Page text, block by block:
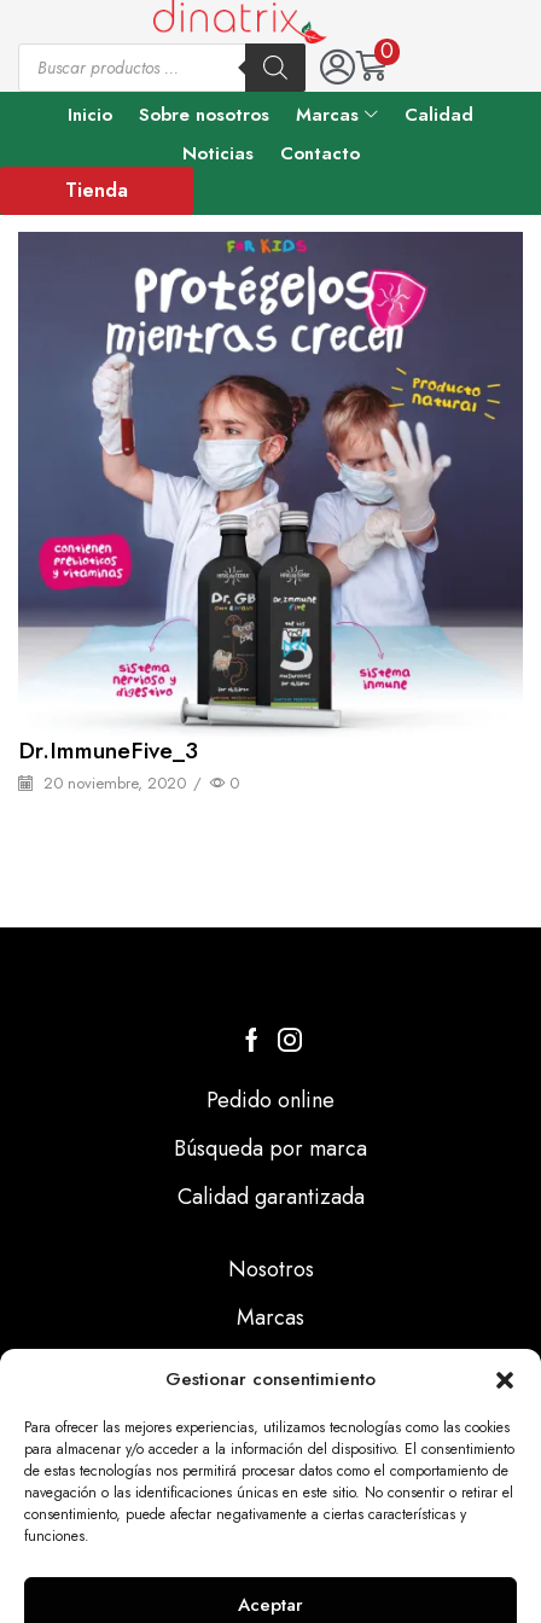
Gestionar consentimiento
Para ofrecer las mejores experiencias, utilizamos tecnologías como las cookies
para almacenar y/o acceder a la información del dispositivo. El consentimiento
de estas tecnologías nos permitirá procesar datos como el comportamiento de
navegación o las identificaciones únicas en este sitio. No consentir o retirar el
consentimiento, puede afectar negativamente a ciertas características y
funciones.
Aceptar
0
Inicio Sobre nosotros Marcas
Calidad
Noticias
Contacto
Tienda
Dr.ImmuneFive_3
20 noviembre, 2020 / 0
Pedido online
Búsqueda por marca
Calidad garantizada
Nosotros
Marcas
Noticias
Aviso Legal
Politicas Cookies